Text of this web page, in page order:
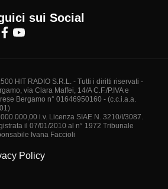
sui Social
HIT RADIO S.R.L. - Tutti i diritti riservati -
via Clara Maffei, 14/A C.F./P.IVA e
Bergamo n° 01646950160 - (c.c.i.a.a.
i.v. Licenza SIAE N. 3210/I/3087.
il 07/01/2010 al n° 1972 Tribunale
Ivana Faccioli
Policy